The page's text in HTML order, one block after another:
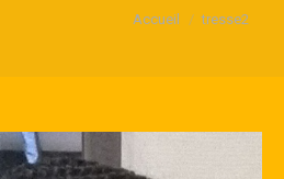
Vous êtes ici :
Accueil tresse2